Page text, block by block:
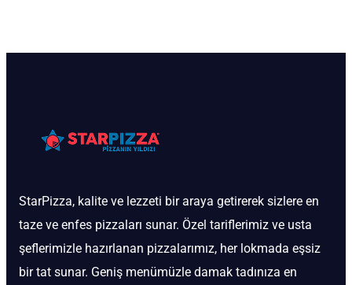
StarPizza, kalite ve lezzeti bir araya getirerek sizlere en
taze ve enfes pizzaları sunar. Özel tariflerimiz ve usta
şeflerimizle hazırlanan pizzalarımız, her lokmada eşsiz
bir tat sunar. Geniş menümüzle damak tadınıza en